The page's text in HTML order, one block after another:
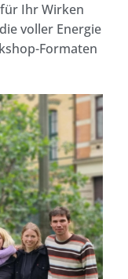
Ihr Wirken
voller Energie
Formaten